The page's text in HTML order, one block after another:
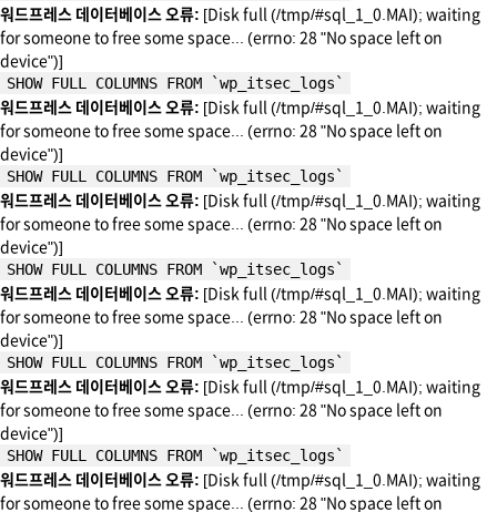
워드프레스 데이터베이스 오류: [Disk full (/tmp/#sql_1_0.MAI); waiting
for someone to free some space... (errno: 28 "No space left on
device")]
SHOW FULL COLUMNS FROM `wp_itsec_logs`
워드프레스 데이터베이스 오류: [Disk full (/tmp/#sql_1_0.MAI); waiting
for someone to free some space... (errno: 28 "No space left on
device")]
SHOW FULL COLUMNS FROM `wp_itsec_logs`
워드프레스 데이터베이스 오류: [Disk full (/tmp/#sql_1_0.MAI); waiting
for someone to free some space... (errno: 28 "No space left on
device")]
SHOW FULL COLUMNS FROM `wp_itsec_logs`
워드프레스 데이터베이스 오류: [Disk full (/tmp/#sql_1_0.MAI); waiting
for someone to free some space... (errno: 28 "No space left on
device")]
SHOW FULL COLUMNS FROM `wp_itsec_logs`
워드프레스 데이터베이스 오류: [Disk full (/tmp/#sql_1_0.MAI); waiting
for someone to free some space... (errno: 28 "No space left on
device")]
SHOW FULL COLUMNS FROM `wp_itsec_logs`
워드프레스 데이터베이스 오류: [Disk full (/tmp/#sql_1_0.MAI); waiting
for someone to free some space... (errno: 28 "No space left on